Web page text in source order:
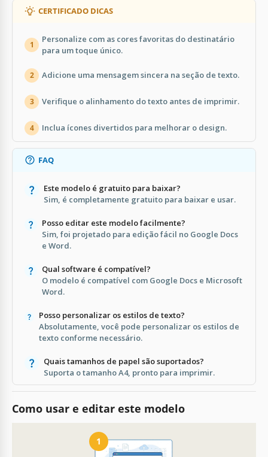
CERTIFICADO DICAS
1
Personalize com as cores favoritas do destinatário
para um toque único.
2 Adicione uma mensagem sincera na seção de texto.
3 Verifique o alinhamento do texto antes de imprimir.
4 Inclua ícones divertidos para melhorar o design.
FAQ
Este modelo é gratuito para baixar?
Sim, é completamente gratuito para baixar e usar.
Posso editar este modelo facilmente?
Sim, foi projetado para edição fácil no Google Docs
e Word.
Qual software é compatível?
O modelo é compatível com Google Docs e Microsoft
Word.
Posso personalizar os estilos de texto?
Absolutamente, você pode personalizar os estilos de
texto conforme necessário.
Quais tamanhos de papel são suportados?
Suporta o tamanho A4, pronto para imprimir.
Como usar e editar este modelo
1